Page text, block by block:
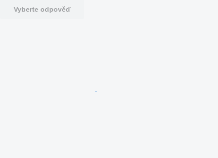
Vyberte odpověď